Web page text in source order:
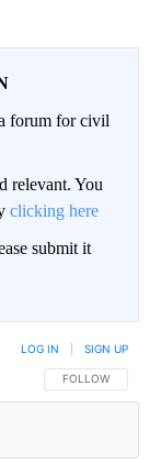
forum for civil
relevant. You
clicking here
submit it
FOLLOW THIS
FOLLOW
LOG IN SIGN UP